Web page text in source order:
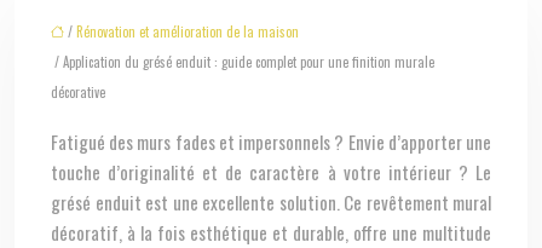
/Rénovation et amélioration de la maison
/ Application du grésé enduit : guide complet pour une finition murale
décorative
Fatigué des murs fades et impersonnels ? Envie d’apporter une
touche d’originalité et de caractère à votre intérieur ? Le
grésé enduit est une excellente solution. Ce revêtement mural
décoratif, à la fois esthétique et durable, offre une multitude